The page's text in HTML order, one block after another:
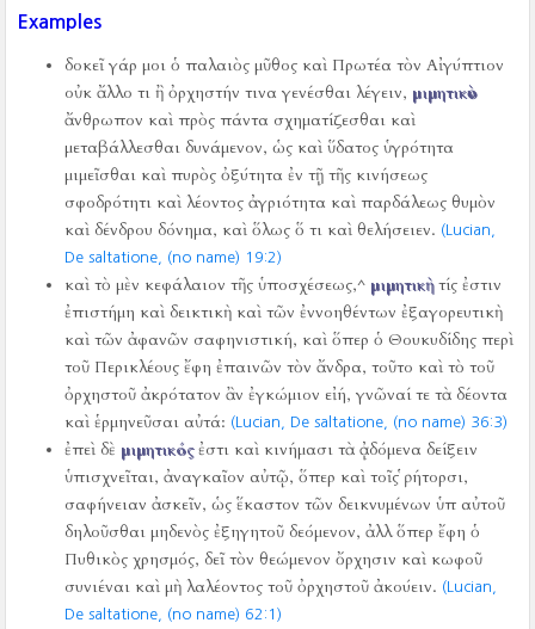
Examples
δοκεῖ γάρ μοι ὁ παλαιὸς μῦθος καὶ Πρωτέα τὸν Αἰγύπτιον
οὐκ ἄλλο τι ἢ ὀρχηστήν τινα γενέσθαι λέγειν, μιμητικὸν
ἄνθρωπον καὶ πρὸς πάντα σχηματίζεσθαι καὶ
μεταβάλλεσθαι δυνάμενον, ὡς καὶ ὕδατος ὑγρότητα
μιμεῖσθαι καὶ πυρὸς ὀξύτητα ἐν τῇ τῆς κινήσεως
σφοδρότητι καὶ λέοντος ἀγριότητα καὶ παρδάλεως θυμὸν
καὶ δένδρου δόνημα, καὶ ὅλως ὅ τι καὶ θελήσειεν. (Lucian,
De saltatione, (no name) 19:2)
καὶ τὸ μὲν κεφάλαιον τῆς ὑποσχέσεως,^ μιμητικὴτίς ἐστιν
ἐπιστήμη καὶ δεικτικὴ καὶ τῶν ἐννοηθέντων ἐξαγορευτικὴ
καὶ τῶν ἀφανῶν σαφηνιστική, καὶ ὅπερ ὁ Θουκυδίδης περὶ
τοῦ Περικλέους ἔφη ἐπαινῶν τὸν ἄνδρα, τοῦτο καὶ τὸ τοῦ
ὀρχηστοῦ ἀκρότατον ἂν ἐγκώμιον εἰή, γνῶναί τε τὰ δέοντα
καὶ ἑρμηνεῦσαι αὐτά: (Lucian, De saltatione, (no name) 36:3)
ἐπεὶ δὲ μιμητικόςἐστι καὶ κινήμασι τὰ ᾀδόμενα δείξειν
ὑπισχνεῖται, ἀναγκαῖον αὐτῷ, ὅπερ καὶ τοῖς ῥήτορσι,
σαφήνειαν ἀσκεῖν, ὡς ἕκαστον τῶν δεικνυμένων ὑπ αὐτοῦ
δηλοῦσθαι μηδενὸς ἐξηγητοῦ δεόμενον, ἀλλ ὅπερ ἔφη ὁ
Πυθικὸς χρησμός, δεῖ τὸν θεώμενον ὄρχησιν καὶ κωφοῦ
συνιέναι καὶ μὴ λαλέοντος τοῦ ὀρχηστοῦ ἀκούειν. (Lucian,
De saltatione, (no name) 62:1)